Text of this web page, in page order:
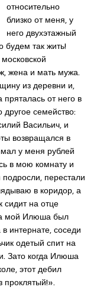
относительно
близко от меня, у
него двухэтажный
будем так жить!
жена и мать мужа.
из деревни и,
от него в
семейство:
Васильич, и
возвращался в
у меня рублей
в мою комнату и
подросли, перестали
в коридор, а
сидит на отце
мой Илюша был
интернате, соседи
одетый спит на
Зато когда Илюша
этот дебил
проклятый!».